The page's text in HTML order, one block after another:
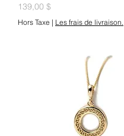
Prix
139,00 $
Hors Taxe | Les frais de livraison.